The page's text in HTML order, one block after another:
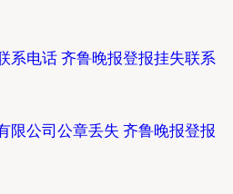
系电话 齐鲁晚报登报挂失联系
限公司公章丢失 齐鲁晚报登报